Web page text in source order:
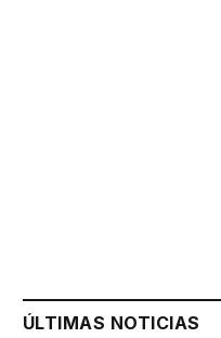
ÚLTIMAS NOTICIAS